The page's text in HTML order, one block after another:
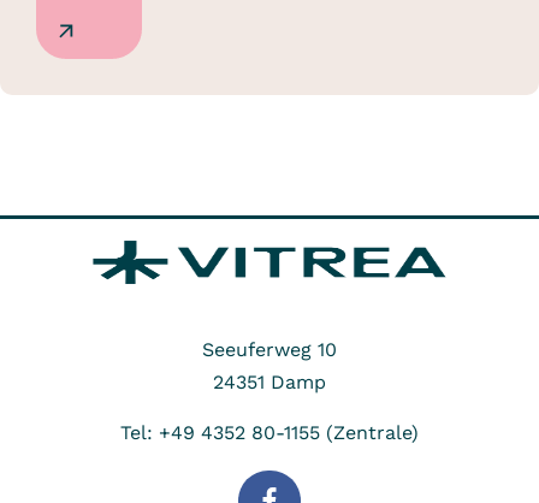
Seeuferweg 10
24351 Damp
Tel: +49 4352 80-1155 (Zentrale)